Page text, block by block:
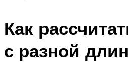
Как
с разной